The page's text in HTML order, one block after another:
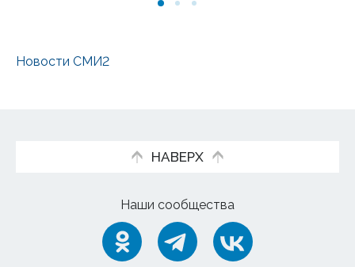
Новости СМИ2
НАВЕРХ
Наши сообщества